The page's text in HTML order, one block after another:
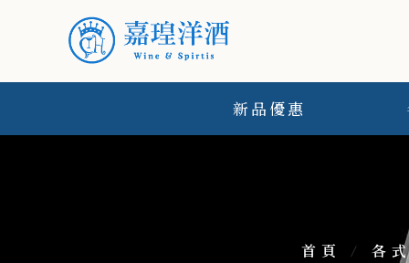
新品優惠
首頁 / 各